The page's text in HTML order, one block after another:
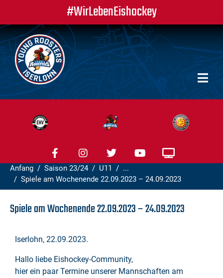
#WirLebenEishockey
Anfang Saison 23/24 U11
...
Spiele am Wochenende 22.09.2023 – 24.09.2023
Spiele am Wochenende 22.09.2023 – 24.09.2023
Iserlohn, 22.09.2023.
Hallo liebe Eishockey-Community,
hier ein paar Termine unserer Mannschaften am